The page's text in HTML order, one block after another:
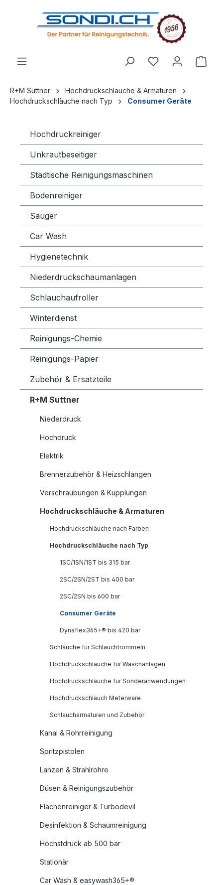
springen
R+M Suttner
Hochdruckschläuche & Armaturen
Hochdruckschläuche nach Typ
Consumer Geräte
Hochdruckreiniger
Unkrautbeseitiger
Städtische Reinigungsmaschinen
Bodenreiniger
Sauger
Car Wash
Hygienetechnik
Niederdruckschaumanlagen
Schlauchaufroller
Winterdienst
Reinigungs-Chemie
Reinigungs-Papier
Zubehör & Ersatzteile
R+M Suttner
Niederdruck
Hochdruck
Elektrik
Brennerzubehör & Heizschlangen
Verschraubungen & Kupplungen
Hochdruckschläuche & Armaturen
Hochdruckschläuche nach Farben
Hochdruckschläuche nach Typ
1SC/1SN/1ST bis 315 bar
2SC/2SN/2ST bis 400 bar
2SC/2SN bis 600 bar
Consumer Geräte
Dynaflex365+® bis 420 bar
Schläuche für Schlauchtrommeln
Hochdruckschläuche für Waschanlagen
Hochdruckschläuche für Sonderanwendungen
Hochdruckschlauch Meterware
Schlaucharmaturen und Zubehör
Kanal & Rohrreinigung
Spritzpistolen
Lanzen & Strahlrohre
Düsen & Reinigungszubehör
Flächenreiniger & Turbodevil
Desinfektion & Schaumreinigung
Höchstdruck ab 500 bar
Stationär
Car Wash & easywash365+®